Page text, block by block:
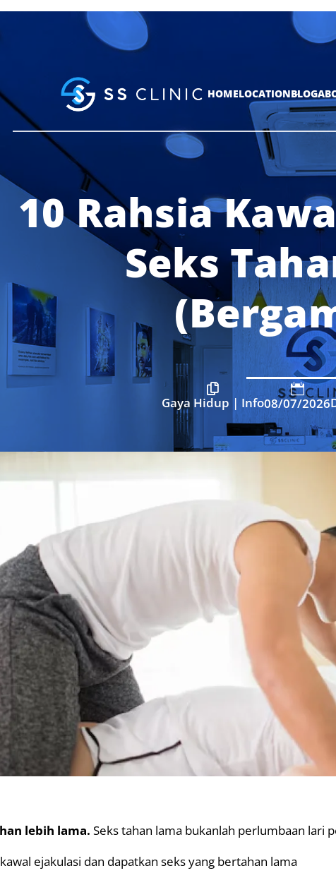
HOMELOCATIONBLOG
10 Rahsia
Seks

Gaya Hidup | Info

08/07/2026
lebih lama. Seks tahan lama bukanlah perlumbaan lari
ejakulasi dan dapatkan seks yang bertahan lama